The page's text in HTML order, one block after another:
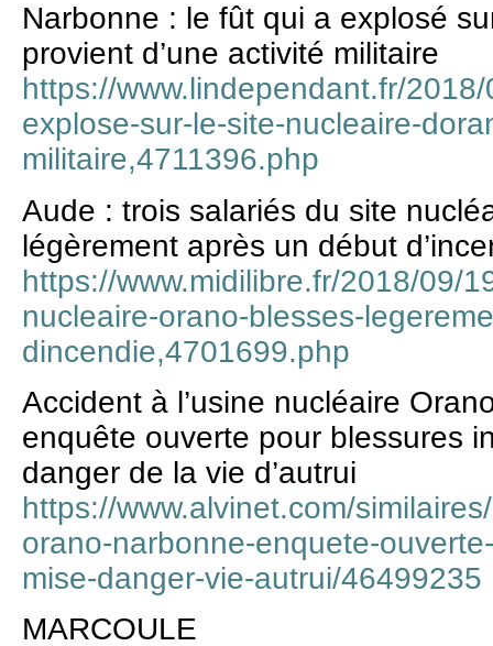
Narbonne : le fût qui a explosé
provient d’une activité militaire
https://www.lindependant.fr/
explose-sur-le-site-nucleaire-
militaire,4711396.php
Aude : trois salariés du site
légèrement après un début
https://www.midilibre.fr/2018/09/
nucleaire-orano-blesses-
dincendie,4701699.php
Accident à l’usine nucléaire
enquête ouverte pour blessures
danger de la vie d’autrui
https://www.alvinet.com/
orano-narbonne-enquete-
mise-danger-vie-autrui/46499235
MARCOULE